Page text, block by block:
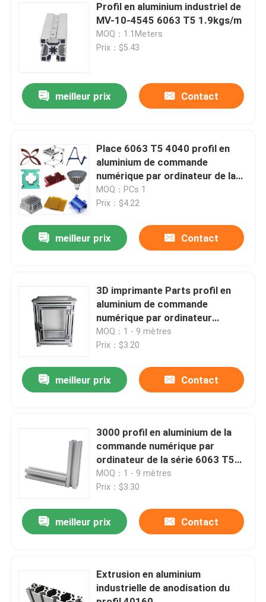
Produits
Au sujet de nous
Visite d'usine
Contactez-nous
Demandez une citation
Profil en aluminium industriel
V profil en aluminium de fente
Profil en aluminium industriel de
MV-10-4545 6063 T5 1.9kgs/m
MOQ：1.1Meters
Prix：$5.43
meilleur prix Contact
Place 6063 T5 4040 profil en
aluminium de commande
numérique par ordinateur de la
fente 6m de T
MOQ：PCs 1
Prix：$4.22
meilleur prix Contact
3D imprimante Parts profil en
aluminium de commande
numérique par ordinateur
anodisé 3000 par séries
MOQ：1 - 9 mètres
Prix：$3.20
meilleur prix Contact
3000 profil en aluminium de la
commande numérique par
ordinateur de la série 6063 T5
pour l'éclairage linéaire
MOQ：1 - 9 mètres
Prix：$3.30
meilleur prix Contact
Extrusion en aluminium
industrielle de anodisation du